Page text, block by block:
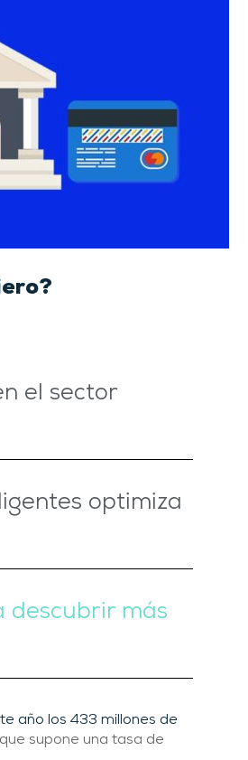
el sector
optimiza
descubrir más
año los 433 millones de
supone una tasa de